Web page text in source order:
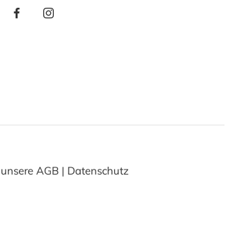
unsere AGB | Datenschutz